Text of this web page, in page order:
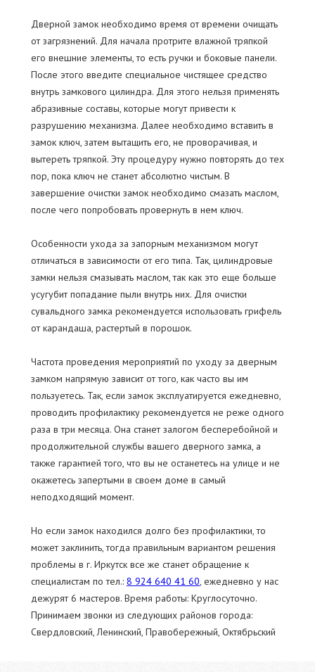
Дверной замок необходимо время от времени очищать
от загрязнений. Для начала протрите влажной тряпкой
его внешние элементы, то есть ручки и боковые панели.
После этого введите специальное чистящее средство
внутрь замкового цилиндра. Для этого нельзя применять
абразивные составы, которые могут привести к
разрушению механизма. Далее необходимо вставить в
замок ключ, затем вытащить его, не проворачивая, и
вытереть тряпкой. Эту процедуру нужно повторять до тех
пор, пока ключ не станет абсолютно чистым. В
завершение очистки замок необходимо смазать маслом,
после чего попробовать провернуть в нем ключ.
Особенности ухода за запорным механизмом могут
отличаться в зависимости от его типа. Так, цилиндровые
замки нельзя смазывать маслом, так как это еще больше
усугубит попадание пыли внутрь них. Для очистки
сувальдного замка рекомендуется использовать грифель
от карандаша, растертый в порошок.
Частота проведения мероприятий по уходу за дверным
замком напрямую зависит от того, как часто вы им
пользуетесь. Так, если замок эксплуатируется ежедневно,
проводить профилактику рекомендуется не реже одного
раза в три месяца. Она станет залогом бесперебойной и
продолжительной службы вашего дверного замка, а
также гарантией того, что вы не останетесь на улице и не
окажетесь запертыми в своем доме в самый
неподходящий момент.
Но если замок находился долго без профилактики, то
может заклинить, тогда правильным вариантом решения
проблемы в г. Иркутск все же станет обращение к
специалистам по тел.: 8 924 640 41 60, ежедневно у нас
дежурят 6 мастеров. Время работы: Круглосуточно.
Принимаем звонки из следующих районов города:
Свердловский, Ленинский, Правобережный, Октябрьский